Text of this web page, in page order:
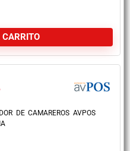
DE CAMAREROS AVPOS